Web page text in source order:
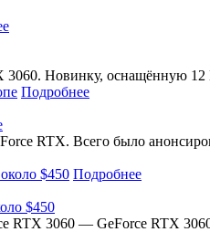
3060. Новинку, оснащённую
Подробнее
RTX. Всего было
Подробнее
$450
RTX 3060 — GeForce RTX